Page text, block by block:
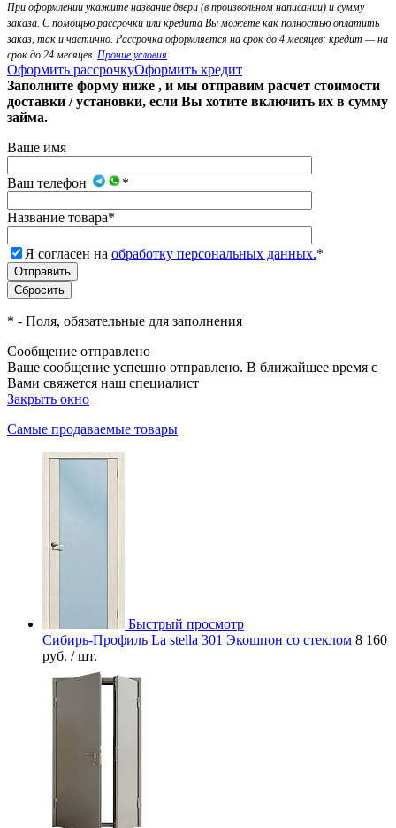
При оформлении укажите название двери (в произвольном написании) и сумму
заказа. С помощью рассрочки или кредита Вы можете как полностью оплатить
заказ, так и частично. Рассрочка оформляется на срок до 4 месяцев; кредит — на
срок до 24 месяцев. Прочие условия.
Оформить рассрочкуОформить кредит
Заполните форму ниже , и мы отправим расчет стоимости
доставки / установки, если Вы хотите включить их в сумму
займа.
Ваше имя
Ваш телефон *
Название товара*
Я согласен на обработку персональных данных.*
* - Поля, обязательные для заполнения
Сообщение отправлено
Ваше сообщение успешно отправлено. В ближайшее время с
Вами свяжется наш специалист
Закрыть окно
Самые продаваемые товары
Быстрый просмотр
Сибирь-Профиль La stella 301 Экошпон со стеклом 8 160
руб. / шт.